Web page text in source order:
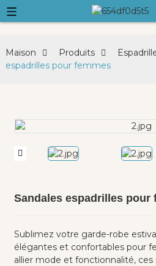
Maison Produits
espadrilles pour femmes
Sandales espadrilles pour
Sublimez votre garde-robe
élégantes et confortables pour
allier mode et fonctionnalité, ces